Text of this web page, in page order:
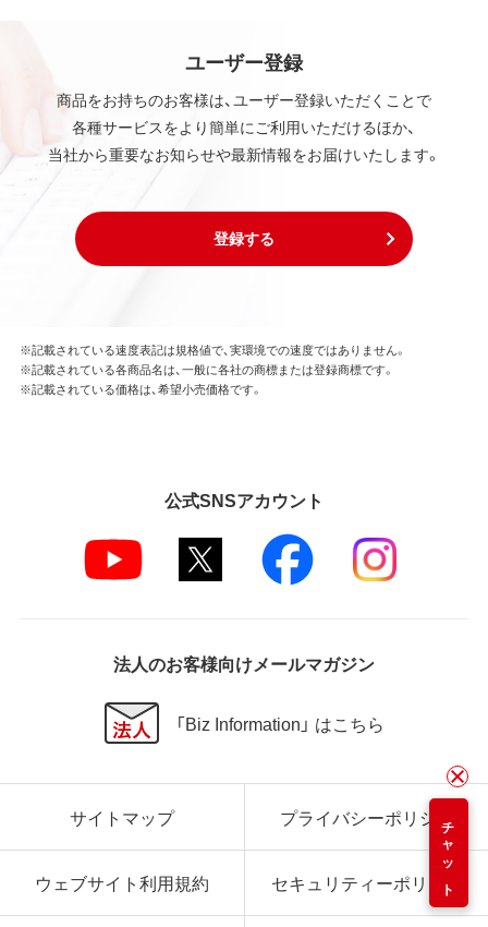
ユーザー登録
商品をお持ちのお客様は、ユーザー登録いただくことで
各種サービスをより簡単にご利用いただけるほか、
当社から重要なお知らせや最新情報をお届けいたします。
登録する
チャット
※記載されている速度表記は規格値で、実環境での速度ではありません。
※記載されている各商品名は、一般に各社の商標または登録商標です。
※記載されている価格は、希望小売価格です。
公式SNSアカウント
法人のお客様向けメールマガジン
「Biz Information」 はこちら
サイトマップ プライバシーポリシー
ウェブサイト利用規約 セキュリティーポリシー